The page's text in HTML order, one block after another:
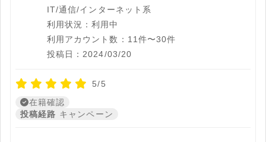
IT/通信/インターネット系
利用状況：利用中
利用アカウント数：11件〜30件
投稿日：2024/03/20
5/5
在籍確認
投稿経路 キャンペーン